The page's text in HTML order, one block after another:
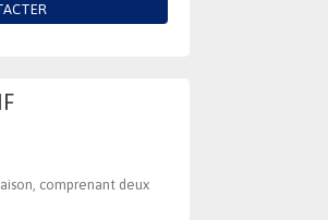
comprenant deux